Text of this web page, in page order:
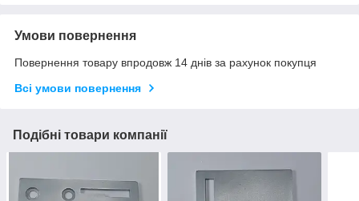
Умови повернення
Повернення товару впродовж 14 днів за рахунок покупця
Всі умови повернення
Подібні товари компанії